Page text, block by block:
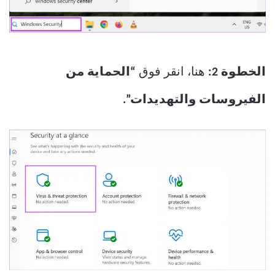
الخطوة 2: هنا، انقر فوق “الحماية من
الفيروسات والتهديدات”.